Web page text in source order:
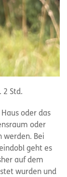
2 Std.
oder das
oder
werden. Bei
geht es
auf dem
wurden und